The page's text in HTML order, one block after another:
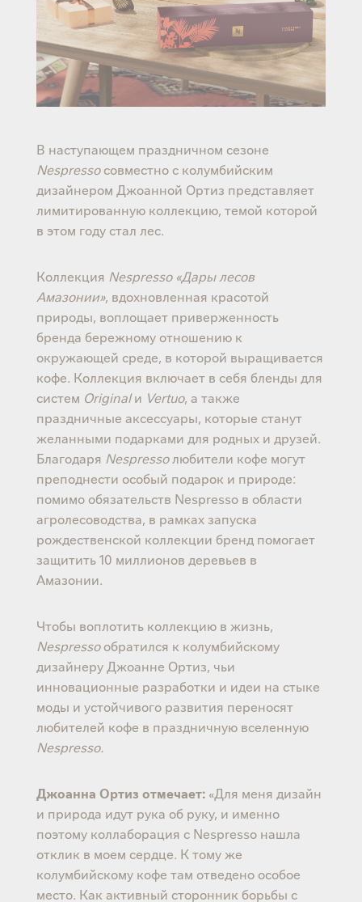
В наступающем праздничном сезоне
Nespressoсовместно с колумбийским
дизайнером Джоанной Ортиз представляет
лимитированную коллекцию, темой которой
в этом году стал лес.
Коллекция Nespresso «Дары лесов
Амазонии», вдохновленная красотой
природы, воплощает приверженность
бренда бережному отношению к
окружающей среде, в которой выращивается
кофе. Коллекция включает в себя бленды для
систем Originalи Vertuo, а также
праздничные аксессуары, которые станут
желанными подарками для родных и друзей.
Благодаря Nespressoлюбители кофе могут
преподнести особый подарок и природе:
помимо обязательств Nespresso в области
агролесоводства, в рамках запуска
рождественской коллекции бренд помогает
защитить 10 миллионов деревьев в
Амазонии.
Чтобы воплотить коллекцию в жизнь,
Nespressoобратился к колумбийскому
дизайнеру Джоанне Ортиз, чьи
инновационные разработки и идеи на стыке
моды и устойчивого развития переносят
любителей кофе в праздничную вселенную
Nespresso.
Джоанна Ортиз отмечает:«Для меня дизайн
и природа идут рука об руку, и именно
поэтому коллаборация с Nespresso нашла
отклик в моем сердце. К тому же
колумбийскому кофе там отведено особое
место. Как активный сторонник борьбы с